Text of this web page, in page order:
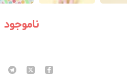
ناموجود